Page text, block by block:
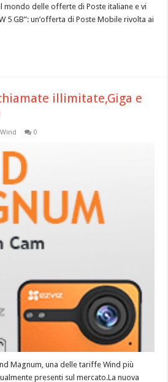
mondo delle offerte di Poste italiane e vi
5 GB”: un’offerta di Poste Mobile rivolta ai
illimitate,Giga e
Wind 0
Magnum, una delle tariffe Wind più
presenti sul mercato.La nuova